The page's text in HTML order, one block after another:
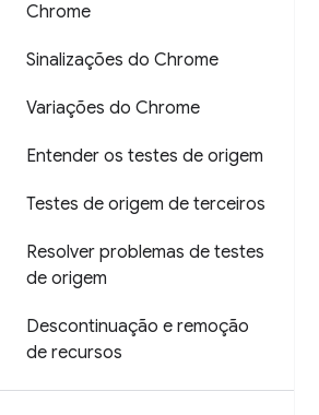
Chrome
Sinalizações do Chrome
Variações do Chrome
Entender os testes de origem
Testes de origem de terceiros
Resolver problemas de testes
de origem
Descontinuação e remoção
de recursos